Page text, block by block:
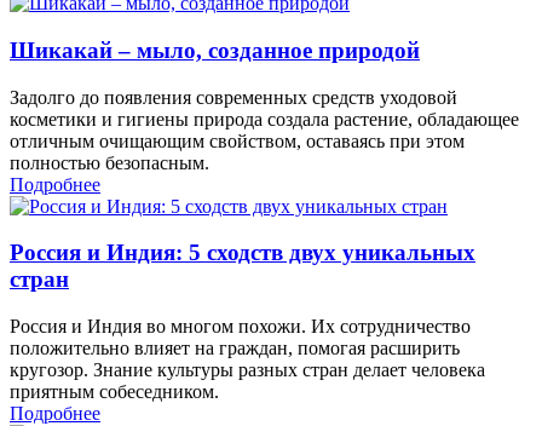
Шикакай – мыло, созданное природой
Задолго до появления современных средств уходовой
косметики и гигиены природа создала растение, обладающее
отличным очищающим свойством, оставаясь при этом
полностью безопасным.
Подробнее
Россия и Индия: 5 сходств двух уникальных
стран
Россия и Индия во многом похожи. Их сотрудничество
положительно влияет на граждан, помогая расширить
кругозор. Знание культуры разных стран делает человека
приятным собеседником.
Подробнее